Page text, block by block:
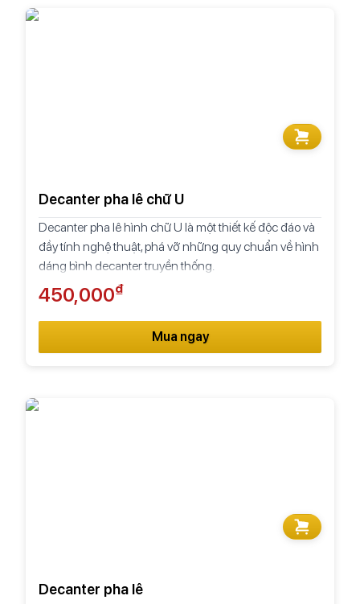
Decanter pha lê chữ U
Decanter pha lê hình chữ U là một thiết kế độc đáo và
đầy tính nghệ thuật, phá vỡ những quy chuẩn về hình
dáng bình decanter truyền thống.
450,000₫
Mua ngay
Decanter pha lê